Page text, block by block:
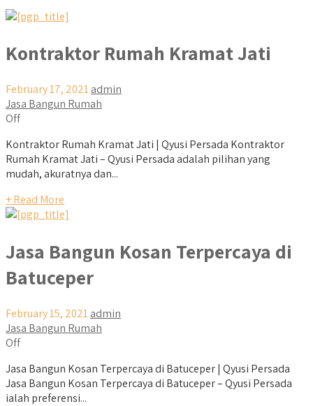
Kontraktor Rumah Kramat Jati
February 17, 2021admin
Jasa Bangun Rumah
Off
Kontraktor Rumah Kramat Jati | Qyusi Persada Kontraktor
Rumah Kramat Jati – Qyusi Persada adalah pilihan yang
mudah, akuratnya dan...
+ Read More
Jasa Bangun Kosan Terpercaya di
Batuceper
February 15, 2021admin
Jasa Bangun Rumah
Off
Jasa Bangun Kosan Terpercaya di Batuceper | Qyusi Persada
Jasa Bangun Kosan Terpercaya di Batuceper – Qyusi Persada
ialah preferensi...